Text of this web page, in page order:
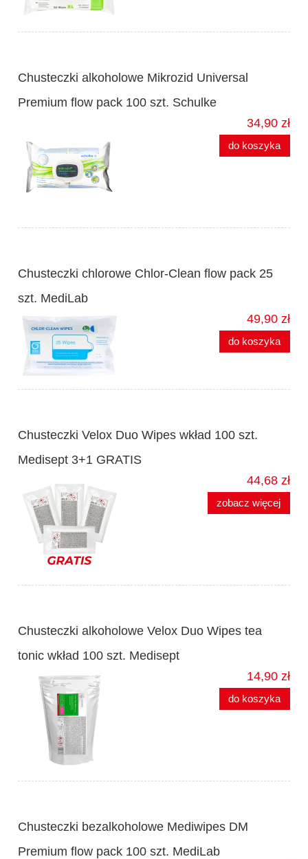
Chusteczki alkoholowe Mikrozid Universal
Premium flow pack 100 szt. Schulke
34,90 zł
do koszyka
Chusteczki chlorowe Chlor-Clean flow pack 25
szt. MediLab
49,90 zł
do koszyka
Chusteczki Velox Duo Wipes wkład 100 szt.
Medisept 3+1 GRATIS
44,68 zł
zobacz więcej
Chusteczki alkoholowe Velox Duo Wipes tea
tonic wkład 100 szt. Medisept
14,90 zł
do koszyka
Chusteczki bezalkoholowe Mediwipes DM
Premium flow pack 100 szt. MediLab